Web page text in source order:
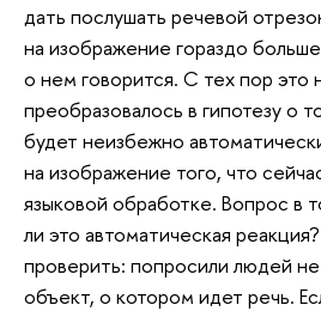
дать послушать речевой
на изображение гораздо
о нем говорится. С тех пор это
преобразовалось в гипотезу о
будет неизбежно
на изображение того, что
языковой обработке. Вопрос в
ли это автоматическая
проверить: попросили людей
объект, о котором идет речь.